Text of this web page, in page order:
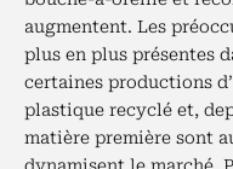
augmentent. Les
plus en plus présentes
certaines productions
plastique recyclé et,
matière première sont